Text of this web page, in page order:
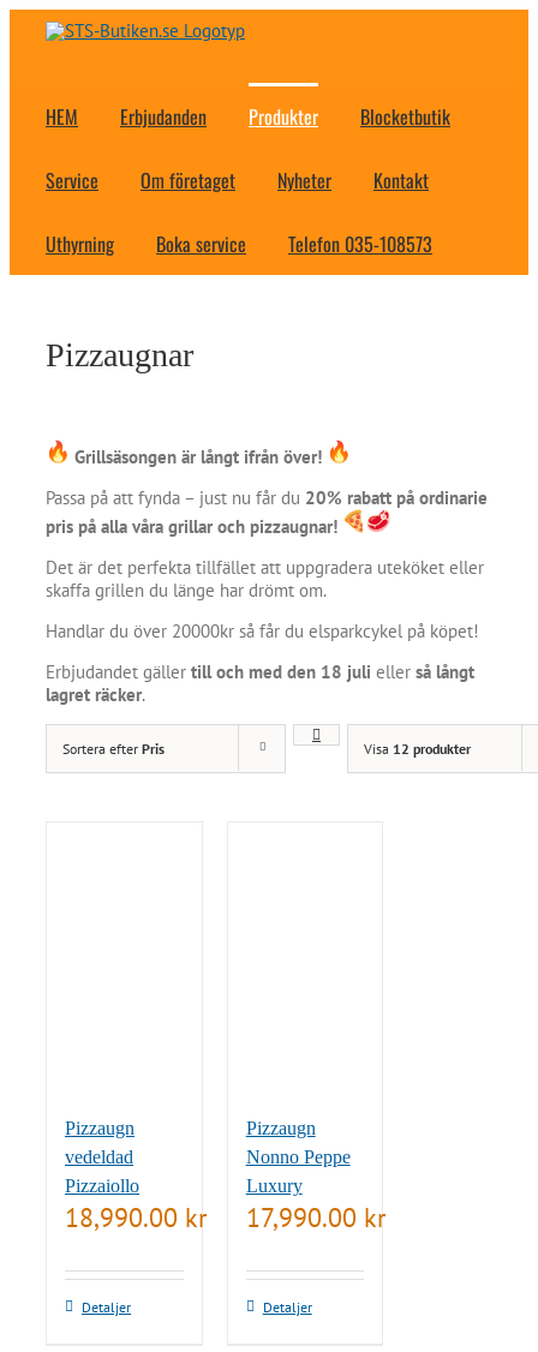
Fortsätt
HEM Erbjudanden Produkter Blocketbutik
Service Om företaget Nyheter Kontakt
Uthyrning Boka service Telefon 035-108573
Pizzaugnar
Grillsäsongen är långt ifrån över!
Passa på att fynda – just nu får du 20% rabatt på ordinarie
pris på alla våra grillar och pizzaugnar!
Det är det perfekta tillfället att uppgradera uteköket eller
skaffa grillen du länge har drömt om.
Handlar du över 20000kr så får du elsparkcykel på köpet!
Erbjudandet gäller till och med den 18 juli eller så långt
lagret räcker.
Sortera efter Pris Visa 12 produkter
Pizzaugn
vedeldad
Pizzaiollo
18,990.00 kr
Detaljer
Pizzaugn
Nonno Peppe
Luxury
17,990.00 kr
Detaljer